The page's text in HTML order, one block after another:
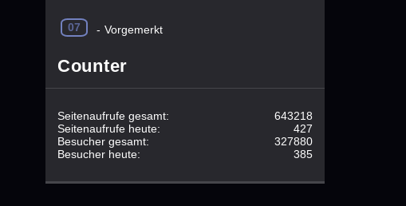
07 - Vorgemerkt
Counter
643218
Seitenaufrufe gesamt:
427
Seitenaufrufe heute:
327880
Besucher gesamt:
385
Besucher heute: